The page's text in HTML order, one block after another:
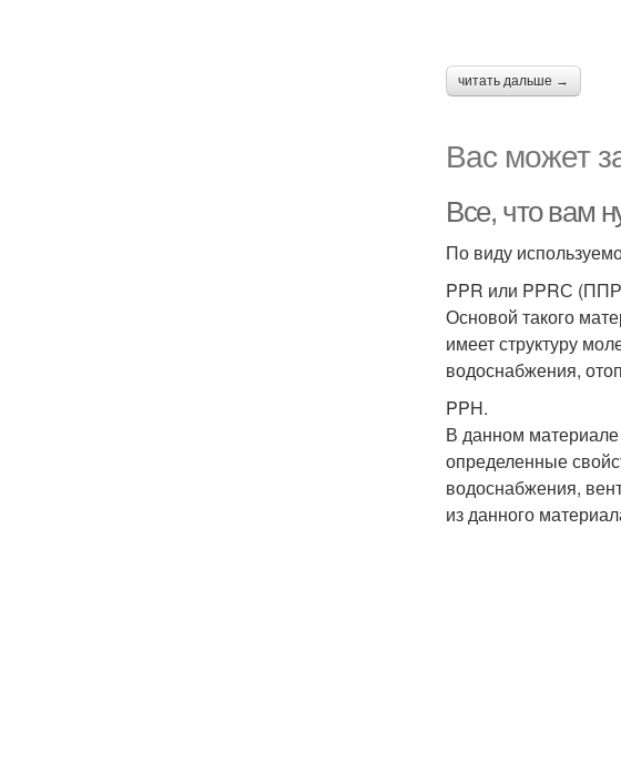
читать дальше →
Вас может
Все, что вам
По виду
PPR или PPRС
Основой такого
имеет структуру
водоснабжения,
PPH.
В данном
определенные
водоснабжения,
из данного